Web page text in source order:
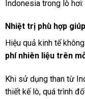
Indonesia trong lò hơi:
Nhiệt trị phù hợp
Hiệu quả kinh tế
phí nhiên liệu trên
Khi sử dụng than từ
thiết kế lò, quá trình